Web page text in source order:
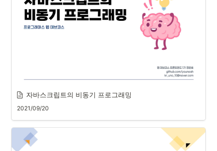
자바스크립트의 비동기 프로그래밍
2021/09/20